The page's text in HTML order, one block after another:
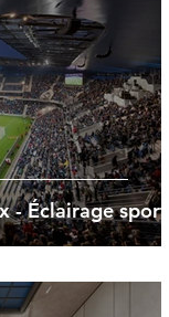
- Éclairage sportif